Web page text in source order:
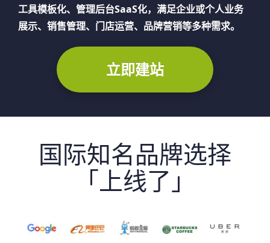
工具模板化、管理后台SaaS化，满足企业或个人业务
展示、销售管理、门店运营、品牌营销等多种需求。
立即建站
国际知名品牌选择
「上线了」